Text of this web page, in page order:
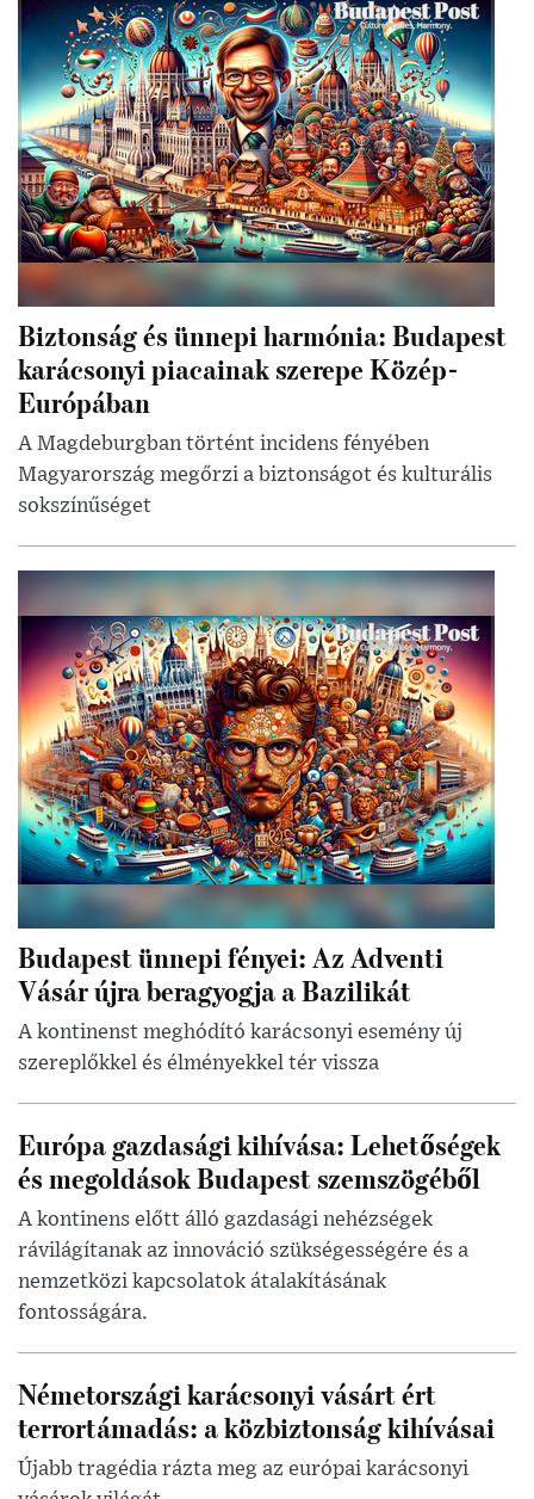
Biztonság és ünnepi harmónia: Budapest
karácsonyi piacainak szerepe Közép-
Európában
A Magdeburgban történt incidens fényében
Magyarország megőrzi a biztonságot és kulturális
sokszínűséget
Budapest ünnepi fényei: Az Adventi
Vásár újra beragyogja a Bazilikát
A kontinenst meghódító karácsonyi esemény új
szereplőkkel és élményekkel tér vissza
Európa gazdasági kihívása: Lehetőségek
és megoldások Budapest szemszögéből
A kontinens előtt álló gazdasági nehézségek
rávilágítanak az innováció szükségességére és a
nemzetközi kapcsolatok átalakításának
fontosságára.
Németországi karácsonyi vásárt ért
terrortámadás: a közbiztonság kihívásai
Újabb tragédia rázta meg az európai karácsonyi